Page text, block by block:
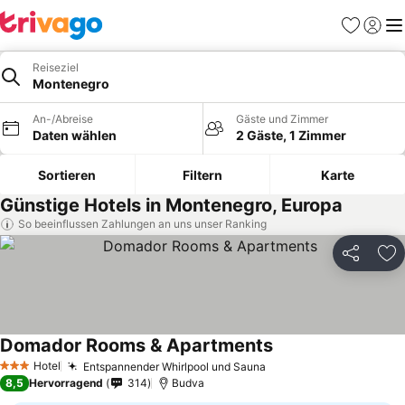
Favoriten
Reiseziel
Montenegro
An-/Abreise
Daten wählen
Gäste und Zimmer
2 Gäste, 1 Zimmer
Sortieren Filtern Karte
Günstige Hotels in Montenegro, Europa
So beeinflussen Zahlungen an uns unser Ranking
Teilen
3 SterneHotel Entspannender Whirlpool und Sauna
Domador Rooms & ApartmentsPreise sehen
8,5 Hervorragend 314 Budva